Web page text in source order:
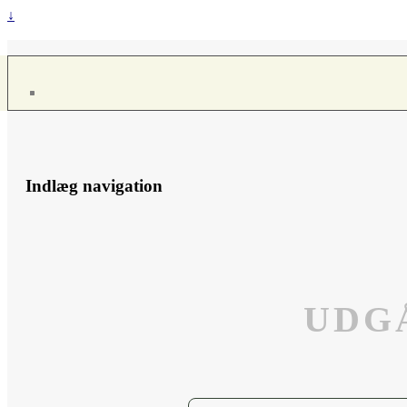
↓
Indlæg navigation